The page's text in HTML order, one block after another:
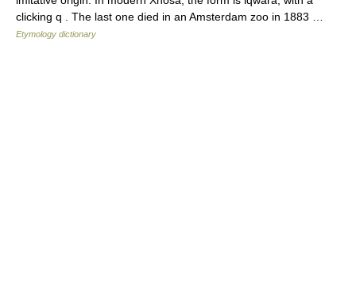
clicking q . The last one died in an Amsterdam zoo in 1883 …
Etymology dictionary